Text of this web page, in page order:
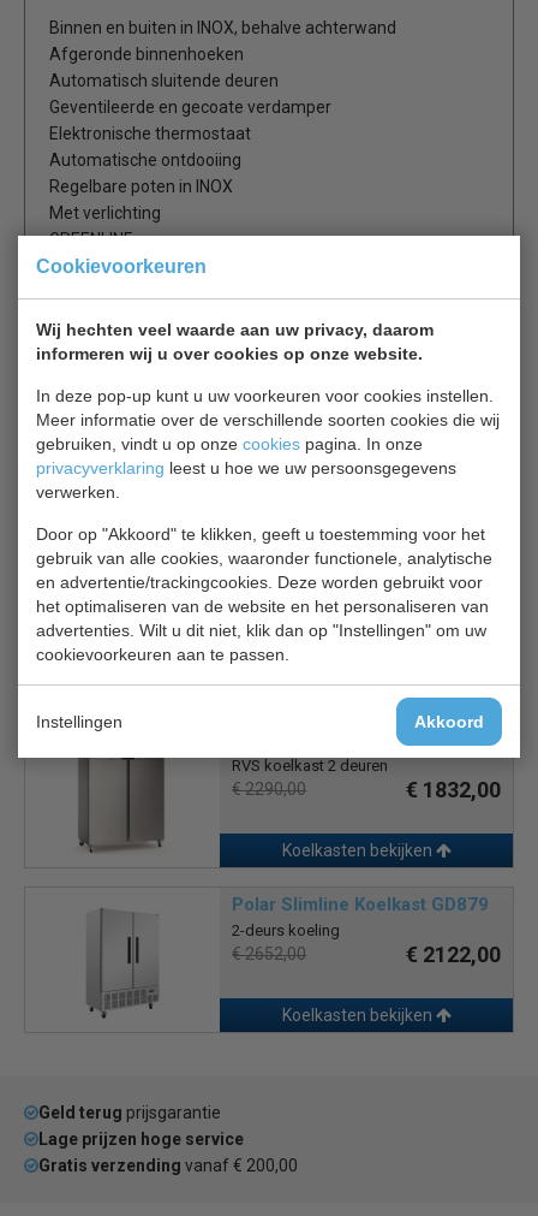
Cookievoorkeuren
Wij hechten veel waarde aan uw privacy, daarom
informeren wij u over cookies op onze website.
In deze pop-up kunt u uw voorkeuren voor cookies instellen.
Meer informatie over de verschillende soorten cookies die wij
gebruiken, vindt u op onze cookies pagina. In onze
privacyverklaring leest u hoe we uw persoonsgegevens
verwerken.
Door op "Akkoord" te klikken, geeft u toestemming voor het
gebruik van alle cookies, waaronder functionele, analytische
en advertentie/trackingcookies. Deze worden gebruikt voor
het optimaliseren van de website en het personaliseren van
advertenties. Wilt u dit niet, klik dan op "Instellingen" om uw
cookievoorkeuren aan te passen.
Instellingen Akkoord
Binnen en buiten in INOX, behalve achterwand
Afgeronde binnenhoeken
Automatisch sluitende deuren
Geventileerde en gecoate verdamper
Elektronische thermostaat
Automatische ontdooiing
Regelbare poten in INOX
Met verlichting
GREENLINE
3 leggers per deur inbegrepen
Is dit iets voor jou?
Combisteel 7450.0400
Koelkasten
€ 1265,00 € 886,00
Polar U634
Koelkast
€ 2424,00 € 1939,00
Koelkasten bekijken
EcoFrost 7950.5010
RVS koelkast 2 deuren
€ 2290,00 € 1832,00
Koelkasten bekijken
Polar Slimline Koelkast GD879
2-deurs koeling
€ 2652,00 € 2122,00
Koelkasten bekijken
Geld terug prijsgarantie
Lage prijzen hoge service
Gratis verzending vanaf € 200,00